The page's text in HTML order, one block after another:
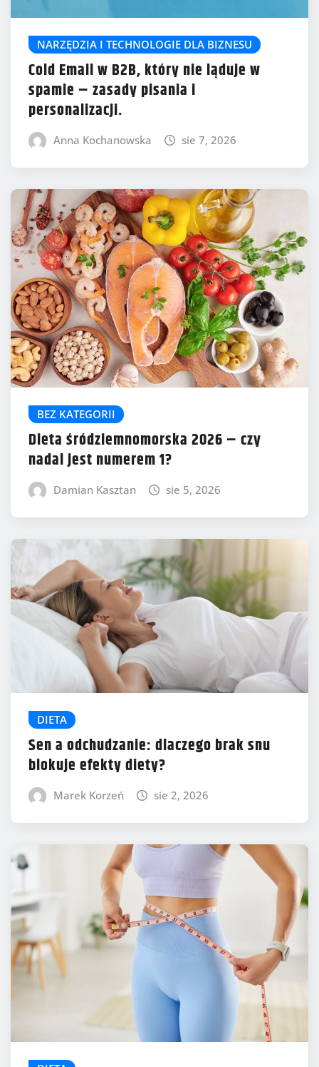
NARZĘDZIA I TECHNOLOGIE DLA BIZNESU
Cold Email w B2B, który nie ląduje w
spamie – zasady pisania i
personalizacji.
Anna Kochanowska sie 7, 2026
BEZ KATEGORII
Dieta śródziemnomorska 2026 – czy
nadal jest numerem 1?
Damian Kasztan sie 5, 2026
DIETA
Sen a odchudzanie: dlaczego brak snu
blokuje efekty diety?
Marek Korzeń sie 2, 2026